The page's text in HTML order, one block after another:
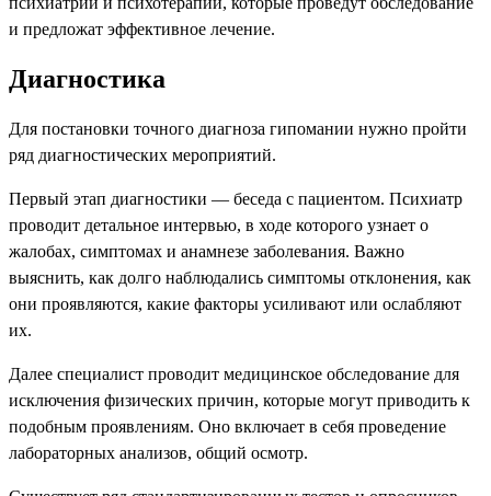
и предложат эффективное лечение.
Диагностика
Для постановки точного диагноза гипомании нужно пройти
ряд диагностических мероприятий.
Первый этап диагностики — беседа с пациентом. Психиатр
проводит детальное интервью, в ходе которого узнает о
жалобах, симптомах и анамнезе заболевания. Важно
выяснить, как долго наблюдались симптомы отклонения, как
они проявляются, какие факторы усиливают или ослабляют
их.
Далее специалист проводит медицинское обследование для
исключения физических причин, которые могут приводить к
подобным проявлениям. Оно включает в себя проведение
лабораторных анализов, общий осмотр.